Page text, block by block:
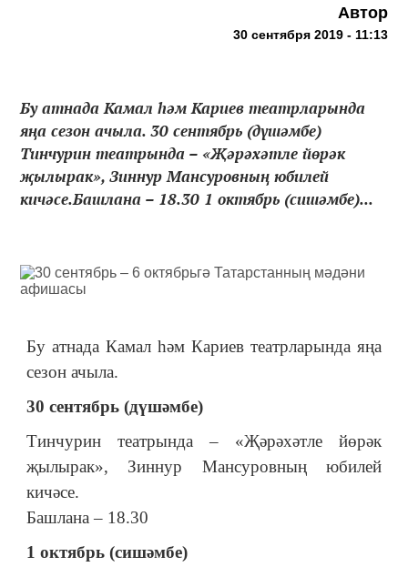
Автор
30 сентября 2019 - 11:13
Бу атнада Камал һәм Кариев театрларында
яңа сезон ачыла. 30 сентябрь (дүшәмбе)
Тинчурин театрында – «Җәрәхәтле йөрәк
җылырак», Зиннур Мансуровның юбилей
кичәсе.Башлана – 18.30 1 октябрь (сишәмбе)...
Бу атнада Камал һәм Кариев театрларында яңа
сезон ачыла.
30 сентябрь (дүшәмбе)
Тинчурин театрында – «Җәрәхәтле йөрәк
җылырак», Зиннур Мансуровның юбилей
кичәсе.
Башлана – 18.30
1 октябрь (сишәмбе)